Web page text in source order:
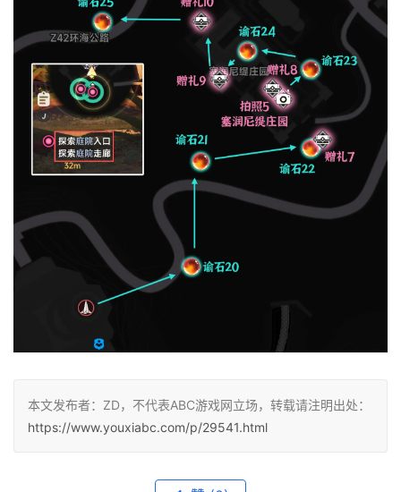
本文发布者：ZD，不代表ABC游戏网立场，转载请注明出处：
https://www.youxiabc.com/p/29541.html